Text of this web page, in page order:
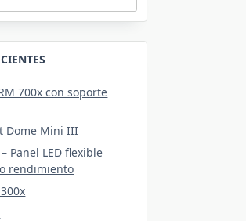
700x con soporte
Dome Mini III
Panel LED flexible
rendimiento